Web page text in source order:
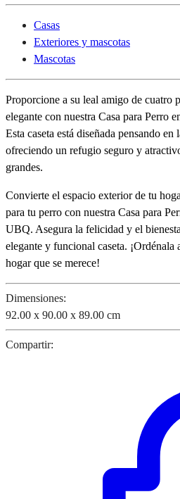
Casas
Exteriores y mascotas
Mascotas
Proporcione a su leal amigo de cuatro
elegante con nuestra Casa para Perro
Esta caseta está diseñada pensando
ofreciendo un refugio seguro y
grandes.
Convierte el espacio exterior de tu
para tu perro con nuestra Casa para
UBQ. Asegura la felicidad y el
elegante y funcional caseta.
hogar que se merece!
Dimensiones:
92.00 x 90.00 x 89.00 cm
Compartir: